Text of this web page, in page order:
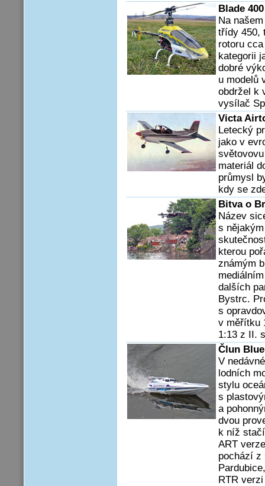
Blade 400
Na
třídy 450,
rotoru
kategorii
dobré
u modelů
obdržel k
vysílač
Victa
Letecký
jako v
materiál
průmysl
kdy se
Bitva o
Název
s
kterou
známým
dalších
Bystrc.
s
v měřítku
1:13 z II.
Člun
V
lodních
stylu
s
a
dvou
k níž
ART
pochází z
RTR